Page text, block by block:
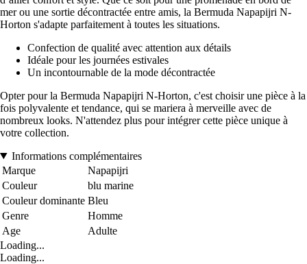
mer ou une sortie décontractée entre amis, la Bermuda Napapijri N-
Horton s'adapte parfaitement à toutes les situations.
Confection de qualité avec attention aux détails
Idéale pour les journées estivales
Un incontournable de la mode décontractée
Opter pour la Bermuda Napapijri N-Horton, c'est choisir une pièce à la
fois polyvalente et tendance, qui se mariera à merveille avec de
nombreux looks. N'attendez plus pour intégrer cette pièce unique à
votre collection.
Informations complémentaires
Marque
Napapijri
Couleur
blu marine
Couleur dominante Bleu
Genre
Homme
Age
Adulte
Loading...
Loading...